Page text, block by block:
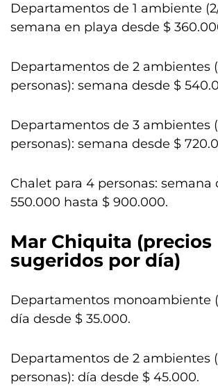
Departamentos de 1 ambiente
semana en playa desde $
Departamentos de 2 ambientes
personas): semana desde $
Departamentos de 3 ambientes
personas): semana desde $
Chalet para 4 personas: semana
550.000 hasta $ 900.000.
Mar Chiquita (precios
sugeridos por día)
Departamentos monoambiente
día desde $ 35.000.
Departamentos de 2 ambientes
personas): día desde $ 45.000.